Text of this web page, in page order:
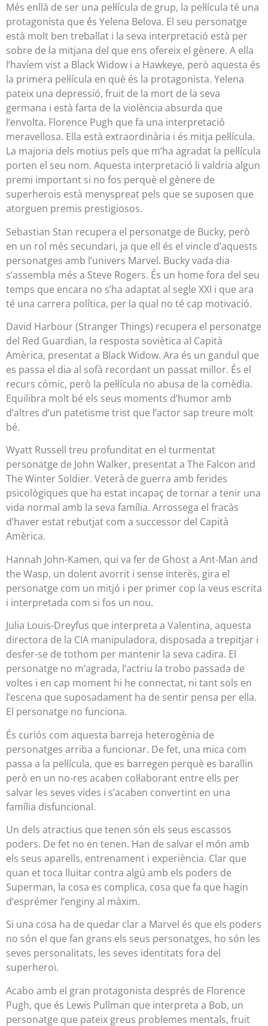
Més enllà de ser una pel·lícula de grup, la pel·lícula té una
protagonista que és Yelena Belova. El seu personatge
està molt ben treballat i la seva interpretació està per
sobre de la mitjana del que ens ofereix el gènere. A ella
l’havíem vist a Black Widow i a Hawkeye, però aquesta és
la primera pel·lícula en què és la protagonista. Yelena
pateix una depressió, fruit de la mort de la seva
germana i està farta de la violència absurda que
l’envolta. Florence Pugh que fa una interpretació
meravellosa. Ella està extraordinària i és mitja pel·lícula.
La majoria dels motius pels que m’ha agradat la pel·lícula
porten el seu nom. Aquesta interpretació li valdria algun
premi important si no fos perquè el gènere de
superherois està menyspreat pels que se suposen que
atorguen premis prestigiosos.
Sebastian Stan recupera el personatge de Bucky, però
en un rol més secundari, ja que ell és el vincle d’aquests
personatges amb l’univers Marvel. Bucky vada dia
s’assembla més a Steve Rogers. És un home fora del seu
temps que encara no s’ha adaptat al segle XXI i que ara
té una carrera política, per la qual no té cap motivació.
David Harbour (Stranger Things) recupera el personatge
del Red Guardian, la resposta soviètica al Capità
Amèrica, presentat a Black Widow. Ara és un gandul que
es passa el dia al sofà recordant un passat millor. És el
recurs còmic, però la pel·lícula no abusa de la comèdia.
Equilibra molt bé els seus moments d’humor amb
d’altres d’un patetisme trist que l’actor sap treure molt
bé.
Wyatt Russell treu profunditat en el turmentat
personatge de John Walker, presentat a The Falcon and
The Winter Soldier. Veterà de guerra amb ferides
psicològiques que ha estat incapaç de tornar a tenir una
vida normal amb la seva família. Arrossega el fracàs
d’haver estat rebutjat com a successor del Capità
Amèrica.
Hannah John-Kamen, qui va fer de Ghost a Ant-Man and
the Wasp, un dolent avorrit i sense interès, gira el
personatge com un mitjó i per primer cop la veus escrita
i interpretada com si fos un nou.
Julia Louis-Dreyfus que interpreta a Valentina, aquesta
directora de la CIA manipuladora, disposada a trepitjar i
desfer-se de tothom per mantenir la seva cadira. El
personatge no m’agrada, l’actriu la trobo passada de
voltes i en cap moment hi he connectat, ni tant sols en
l’escena que suposadament ha de sentir pensa per ella.
El personatge no funciona.
És curiós com aquesta barreja heterogènia de
personatges arriba a funcionar. De fet, una mica com
passa a la pel·lícula, que es barregen perquè es barallin
però en un no-res acaben col·laborant entre ells per
salvar les seves vides i s’acaben convertint en una
família disfuncional.
Un dels atractius que tenen són els seus escassos
poders. De fet no en tenen. Han de salvar el món amb
els seus aparells, entrenament i experiència. Clar que
quan et toca lluitar contra algú amb els poders de
Superman, la cosa es complica, cosa que fa que hagin
d’esprémer l’enginy al màxim.
Si una cosa ha de quedar clar a Marvel és que els poders
no són el que fan grans els seus personatges, ho són les
seves personalitats, les seves identitats fora del
superheroi.
Acabo amb el gran protagonista després de Florence
Pugh, que és Lewis Pullman que interpreta a Bob, un
personatge que pateix greus problemes mentals, fruit